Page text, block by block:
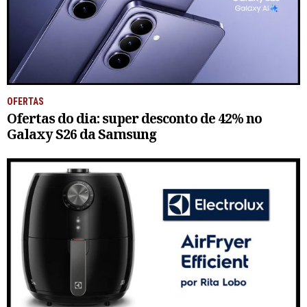
OFERTAS
Ofertas do dia: super desconto de 42% no
Galaxy S26 da Samsung